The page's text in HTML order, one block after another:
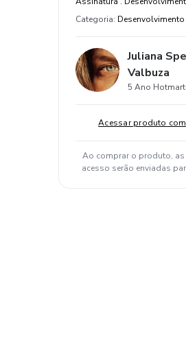
Categoria:
Juliana
Valbuza
5 Ano
Acessar produto
Ao comprar o produto, as
acesso serão enviadas